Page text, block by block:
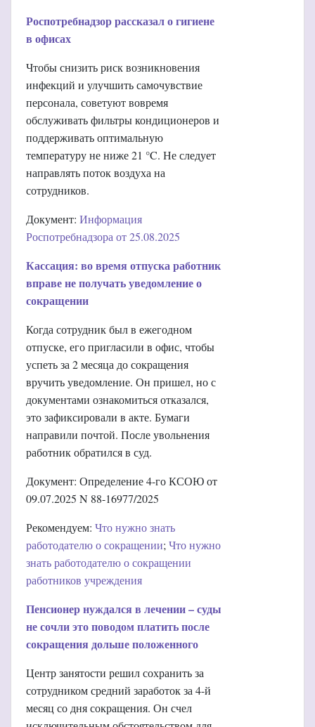
Роспотребнадзор рассказал о гигиене
в офисах
Чтобы снизить риск возникновения
инфекций и улучшить самочувствие
персонала, советуют вовремя
обслуживать фильтры кондиционеров и
поддерживать оптимальную
температуру не ниже 21 °C. Не следует
направлять поток воздуха на
сотрудников.
Документ: Информация
Роспотребнадзора от 25.08.2025
Кассация: во время отпуска работник
вправе не получать уведомление о
сокращении
Когда сотрудник был в ежегодном
отпуске, его пригласили в офис, чтобы
успеть за 2 месяца до сокращения
вручить уведомление. Он пришел, но с
документами ознакомиться отказался,
это зафиксировали в акте. Бумаги
направили почтой. После увольнения
работник обратился в суд.
Документ: Определение 4-го КСОЮ от
09.07.2025 N 88-16977/2025
Рекомендуем: Что нужно знать
работодателю о сокращении; Что нужно
знать работодателю о сокращении
работников учреждения
Пенсионер нуждался в лечении – суды
не сочли это поводом платить после
сокращения дольше положенного
Центр занятости решил сохранить за
сотрудником средний заработок за 4-й
месяц со дня сокращения. Он счел